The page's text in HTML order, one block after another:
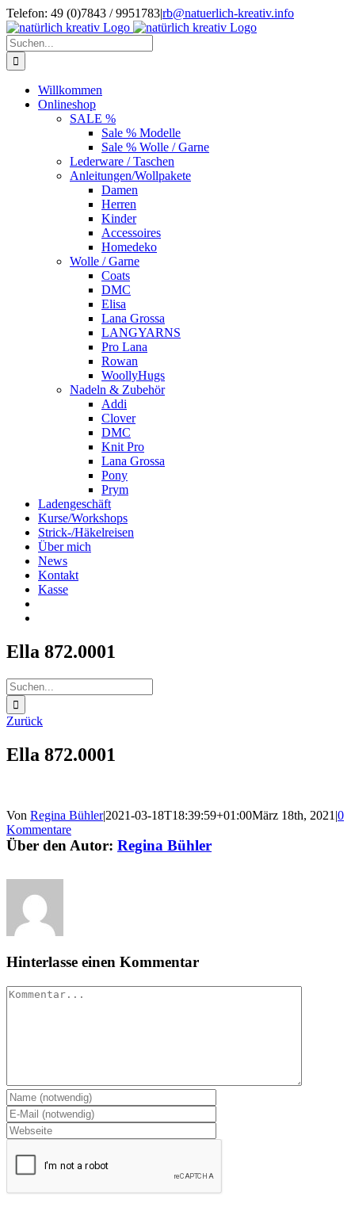
Zum
Inhalt
springen
Telefon: 49 (0)7843 / 9951783|rb@natuerlich-kreativ.info
Suche
nach:
Willkommen
Onlineshop
SALE %
Sale % Modelle
Sale % Wolle / Garne
Lederware / Taschen
Anleitungen/Wollpakete
Damen
Herren
Kinder
Accessoires
Homedeko
Wolle / Garne
Coats
DMC
Elisa
Lana Grossa
LANGYARNS
Pro Lana
Rowan
WoollyHugs
Nadeln & Zubehör
Addi
Clover
DMC
Knit Pro
Lana Grossa
Pony
Prym
Ladengeschäft
Kurse/Workshops
Strick-/Häkelreisen
Über mich
News
Kontakt
Kasse
Ella 872.0001
Suche
nach:
Zurück
Ella 872.0001
Von Regina Bühler|2021-03-18T18:39:59+01:00März 18th, 2021 |0
Kommentare
Über den Autor: Regina Bühler
Hinterlasse einen Kommentar
Kommentar